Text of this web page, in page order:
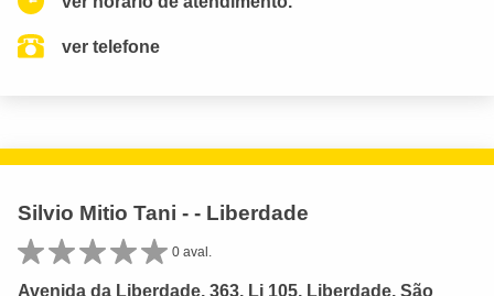
ver telefone
Silvio Mitio Tani - - Liberdade
0 aval.
Avenida da Liberdade, 363, Lj 105, Liberdade, São